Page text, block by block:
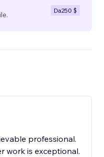
Da250 $
professional.
work is exceptional.